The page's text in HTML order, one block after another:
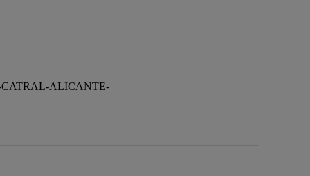
CATRAL-ALICANTE-